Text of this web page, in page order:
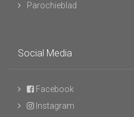
Parochieblad
Social Media
Facebook
Instagram